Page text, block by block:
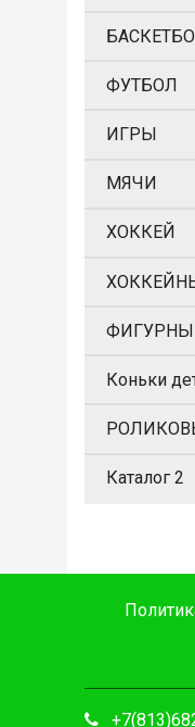
ФУТБОЛ
ИГРЫ
МЯЧИ
ХОККЕЙ
Коньки
Каталог 2